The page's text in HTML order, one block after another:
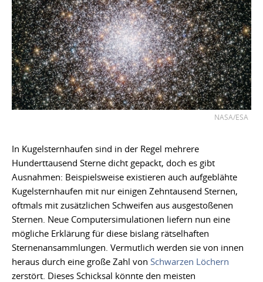
NASA/ESA
In Kugelsternhaufen sind in der Regel mehrere
Hunderttausend Sterne dicht gepackt, doch es gibt
Ausnahmen: Beispielsweise existieren auch aufgeblähte
Kugelsternhaufen mit nur einigen Zehntausend Sternen,
oftmals mit zusätzlichen Schweifen aus ausgestoßenen
Sternen. Neue Computersimulationen liefern nun eine
mögliche Erklärung für diese bislang rätselhaften
Sternenansammlungen. Vermutlich werden sie von innen
heraus durch eine große Zahl von Schwarzen Löchern
zerstört. Dieses Schicksal könnte den meisten